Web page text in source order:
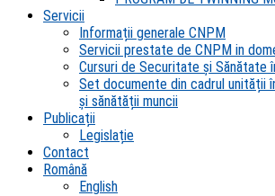
Servicii
Informații generale CNPM
Servicii prestate de CNPM in
Cursuri de Securitate și Sănătate
Set documente din cadrul unității
și sănătății muncii
Publicații
Legislație
Contact
Română
English